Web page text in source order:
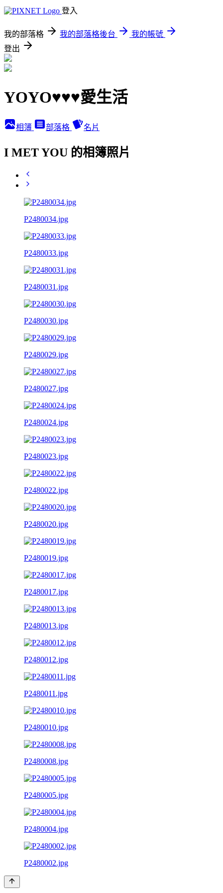
登入
我的部落格 我的部落格後台
我的帳號
登出
YOYO♥♥♥愛生活
相簿 部落格 名片
I MET YOU 的相簿照片
P2480034.jpg
P2480033.jpg
P2480031.jpg
P2480030.jpg
P2480029.jpg
P2480027.jpg
P2480024.jpg
P2480023.jpg
P2480022.jpg
P2480020.jpg
P2480019.jpg
P2480017.jpg
P2480013.jpg
P2480012.jpg
P2480011.jpg
P2480010.jpg
P2480008.jpg
P2480005.jpg
P2480004.jpg
P2480002.jpg